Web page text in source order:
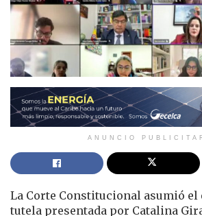
ANUNCIO
La Corte Constitucional asumió el
tutela presentada por Catalina